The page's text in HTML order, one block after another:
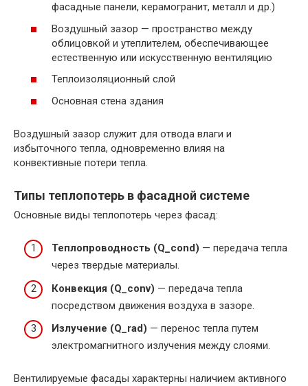
фасадные панели, керамогранит, металл и др.)
Воздушный зазор — пространство между
облицовкой и утеплителем, обеспечивающее
естественную или искусственную вентиляцию
Теплоизоляционный слой
Основная стена здания
Воздушный зазор служит для отвода влаги и
избыточного тепла, одновременно влияя на
конвективные потери тепла.
Типы теплопотерь в фасадной системе
Основные виды теплопотерь через фасад:
Теплопроводность (Q_cond) — передача тепла
через твердые материалы.
Конвекция (Q_conv) — передача тепла
посредством движения воздуха в зазоре.
Излучение (Q_rad) — перенос тепла путем
электромагнитного излучения между слоями.
Вентилируемые фасады характерны наличием активного